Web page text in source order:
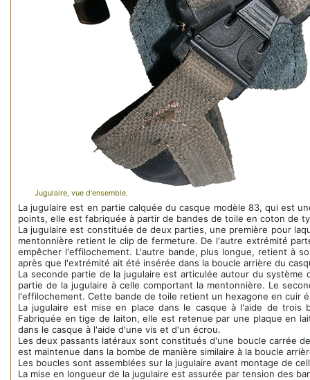
Jugulaire, vue d'ensemble.
La jugulaire est en partie calquée du casque modèle 83, qui est
points, elle est fabriquée à partir de bandes de toile en coton de
La jugulaire est constituée de deux parties, une première pour
mentonnière retient le clip de fermeture. De l'autre extrémité
empêcher l'effilochement. L'autre bande, plus longue, retient à
après que l'extrémité ait été insérée dans la boucle arrière du
La seconde partie de la jugulaire est articulée autour du
partie de la jugulaire à celle comportant la mentonnière. Le
l'effilochement. Cette bande de toile retient un hexagone en cuir
La jugulaire est mise en place dans le casque à l'aide de trois
Fabriquée en tige de laiton, elle est retenue par une plaque en
dans le casque à l'aide d'une vis et d'un écrou.
Les deux passants latéraux sont constitués d'une boucle carrée
est maintenue dans la bombe de manière similaire à la boucle
Les boucles sont assemblées sur la jugulaire avant montage de
La mise en longueur de la jugulaire est assurée par tension des